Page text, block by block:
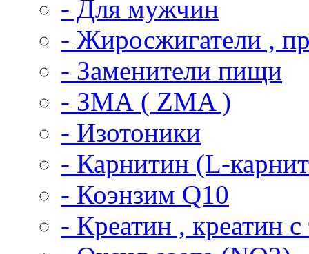
- Для мужчин
- Жиросжигатели ,
- Заменители пищи
- ЗМА ( ZMA )
- Изотоники
- Карнитин (L-
- Коэнзим Q10
- Креатин , креатин